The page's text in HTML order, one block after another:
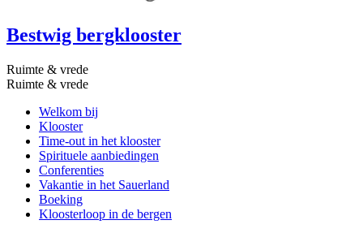
Bestwig bergklooster
Ruimte & vrede
Ruimte & vrede
Welkom bij
Klooster
Time-out in het klooster
Spirituele aanbiedingen
Conferenties
Vakantie in het Sauerland
Boeking
Kloosterloop in de bergen